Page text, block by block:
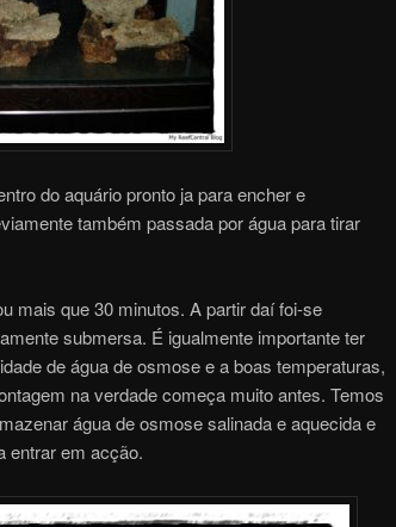
do aquário pronto ja para encher e
também passada por água para tirar
mais que 30 minutos. A partir daí foi-se
submersa. É igualmente importante ter
de água de osmose e a boas temperaturas,
na verdade começa muito antes. Temos
água de osmose salinada e aquecida e
entrar em acção.